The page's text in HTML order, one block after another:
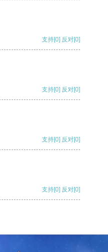
支持[0] 反对[0]
支持[0] 反对[0]
支持[0] 反对[0]
支持[0] 反对[0]